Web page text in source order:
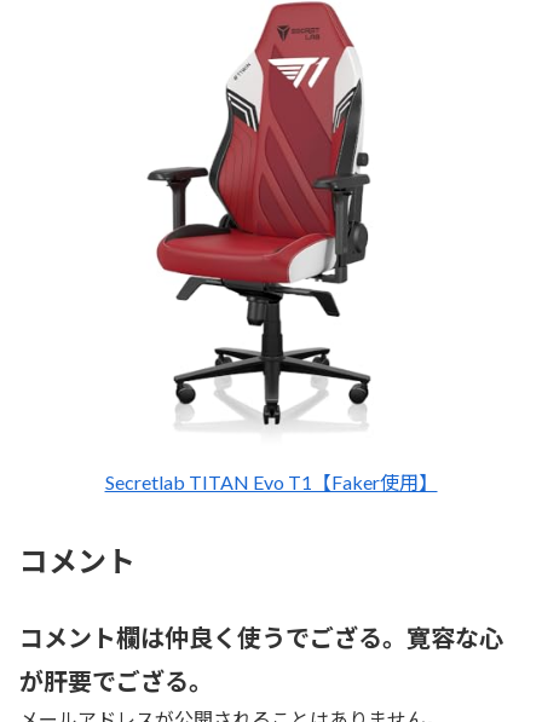
Secretlab TITAN Evo T1【Faker使用】
コメント
コメント欄は仲良く使うでござる。寛容な心
が肝要でござる。